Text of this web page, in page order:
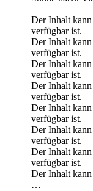
Der Inhalt
verfügbar ist.
Der Inhalt
verfügbar ist.
Der Inhalt
verfügbar ist.
Der Inhalt
verfügbar ist.
Der Inhalt
verfügbar ist.
Der Inhalt
verfügbar ist.
Der Inhalt
verfügbar ist.
Der Inhalt
…